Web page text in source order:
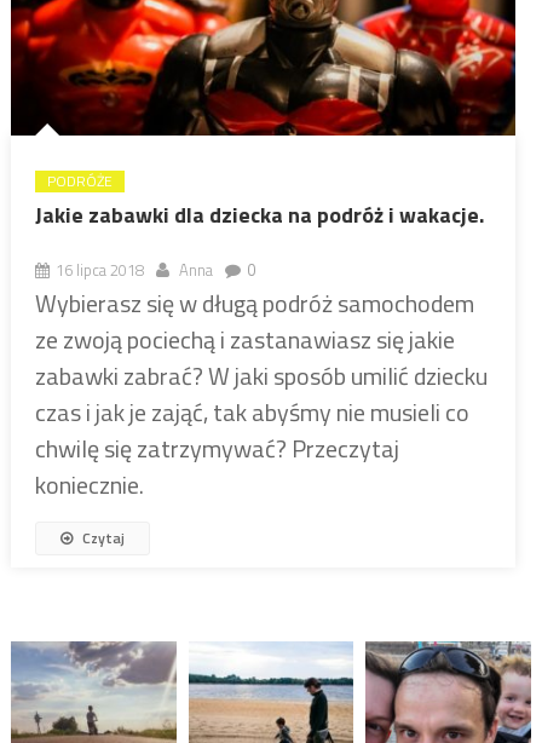
PODRÓŻE
Jakie zabawki dla dziecka na podróż i wakacje.
16 lipca 2018 Anna 0
Wybierasz się w długą podróż samochodem
ze zwoją pociechą i zastanawiasz się jakie
zabawki zabrać? W jaki sposób umilić dziecku
czas i jak je zająć, tak abyśmy nie musieli co
chwilę się zatrzymywać? Przeczytaj
koniecznie.
Czytaj